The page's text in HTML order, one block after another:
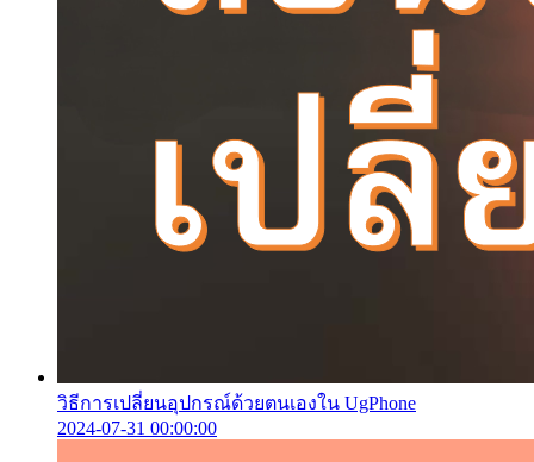
วิธีการเปลี่ยนอุปกรณ์ด้วยตนเองใน UgPhone
2024-07-31 00:00:00